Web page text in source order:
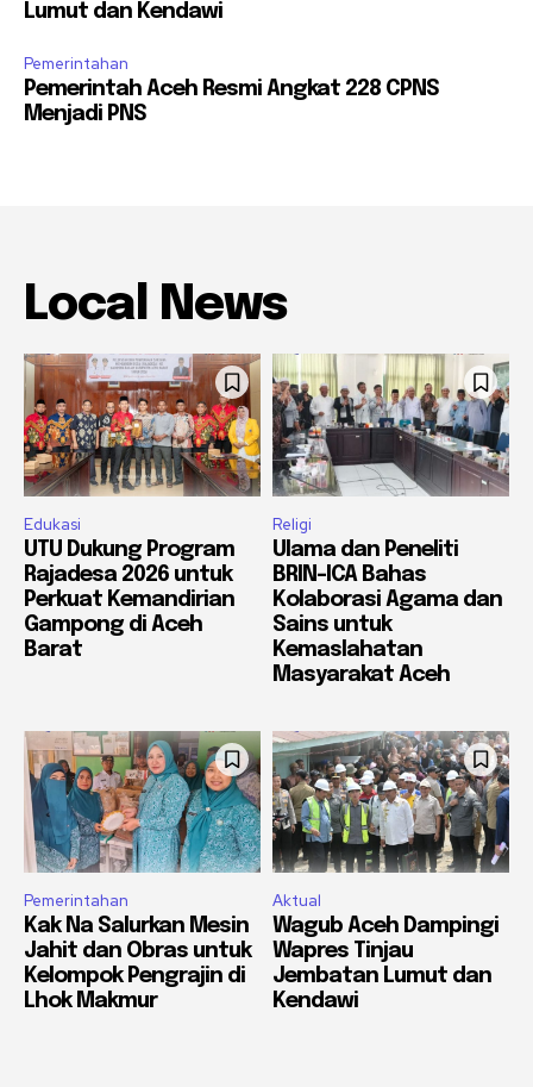
Lumut dan Kendawi
Pemerintahan
Pemerintah Aceh Resmi Angkat 228 CPNS
Menjadi PNS
Local News
Edukasi
UTU Dukung Program
Rajadesa 2026 untuk
Perkuat Kemandirian
Gampong di Aceh
Barat
Religi
Ulama dan Peneliti
BRIN-ICA Bahas
Kolaborasi Agama dan
Sains untuk
Kemaslahatan
Masyarakat Aceh
Pemerintahan
Kak Na Salurkan Mesin
Jahit dan Obras untuk
Kelompok Pengrajin di
Lhok Makmur
Aktual
Wagub Aceh Dampingi
Wapres Tinjau
Jembatan Lumut dan
Kendawi